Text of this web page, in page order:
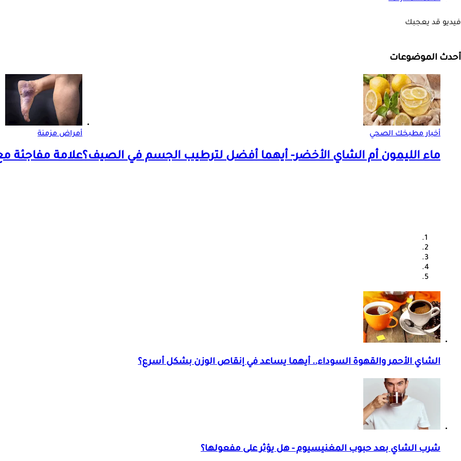
فيديو قد يعجبك
أحدث الموضوعات
أخبار مطبخك الصحي
ماء الليمون أم الشاي الأخضر- أيهما أفضل لترطيب الجسم في الصيف؟
أمراض مزمنة
علامة مفاجئة
الشاي الأحمر والقهوة السوداء.. أيهما يساعد في إنقاص الوزن بشكل أسرع؟
شرب الشاي بعد حبوب المغنيسيوم - هل يؤثر على مفعولها؟